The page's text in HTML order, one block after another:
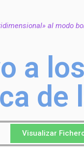
al modo
a
de
Visualizar